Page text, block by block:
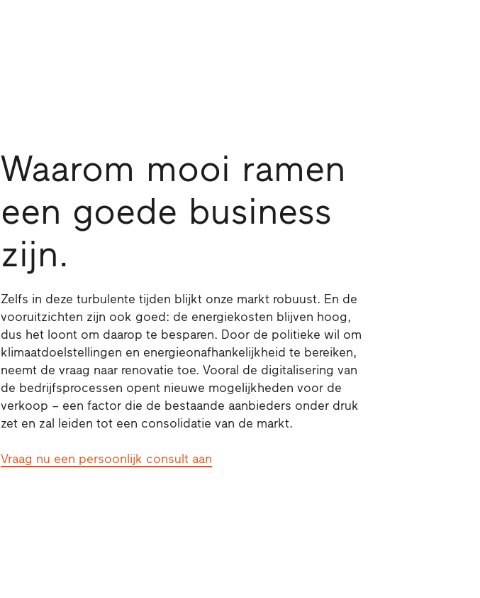
Waarom mooi ramen
een goede business
zijn.
Zelfs in deze turbulente tijden blijkt onze markt robuust. En de
vooruitzichten zijn ook goed: de energiekosten blijven hoog,
dus het loont om daarop te besparen. Door de politieke wil om
klimaatdoelstellingen en energieonafhankelijkheid te bereiken,
neemt de vraag naar renovatie toe. Vooral de digitalisering van
de bedrijfsprocessen opent nieuwe mogelijkheden voor de
verkoop – een factor die de bestaande aanbieders onder druk
zet en zal leiden tot een consolidatie van de markt.
Vraag nu een persoonlijk consult aan